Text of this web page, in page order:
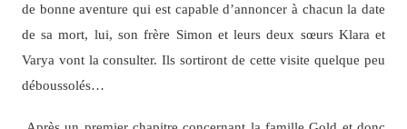
de bonne aventure qui est capable d’annoncer à chacun la date
de sa mort, lui, son frère Simon et leurs deux sœurs Klara et
Varya vont la consulter. Ils sortiront de cette visite quelque peu
déboussolés…